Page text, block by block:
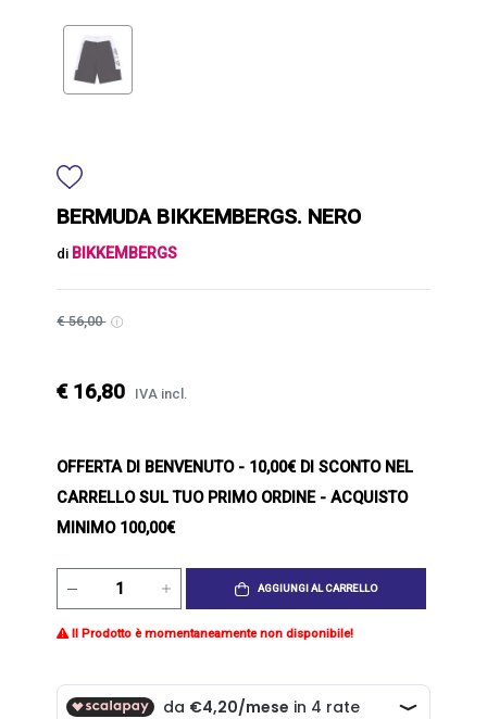
BERMUDA BIKKEMBERGS. NERO
di BIKKEMBERGS
€ 56,00
€ 16,80 IVA incl.
OFFERTA DI BENVENUTO- 10,00€ DI SCONTO NEL
CARRELLO SUL TUO PRIMO ORDINE - ACQUISTO
MINIMO 100,00€
AGGIUNGI AL CARRELLO
Il Prodotto è momentaneamente non disponibile!